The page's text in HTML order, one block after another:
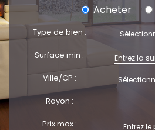
Acheter
Type de bien :
Surface min :
Ville/CP :
Rayon :
Prix max :